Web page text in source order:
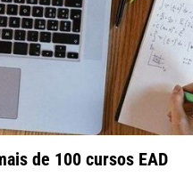
de 100 cursos EAD